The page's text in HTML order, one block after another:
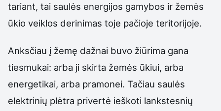
tariant, tai saulės energijos gamybos ir žemės
ūkio veiklos derinimas toje pačioje teritorijoje.
Anksčiau į žemę dažnai buvo žiūrima gana
tiesmukai: arba ji skirta žemės ūkiui, arba
energetikai, arba pramonei. Tačiau saulės
elektrinių plėtra privertė ieškoti lankstesnių